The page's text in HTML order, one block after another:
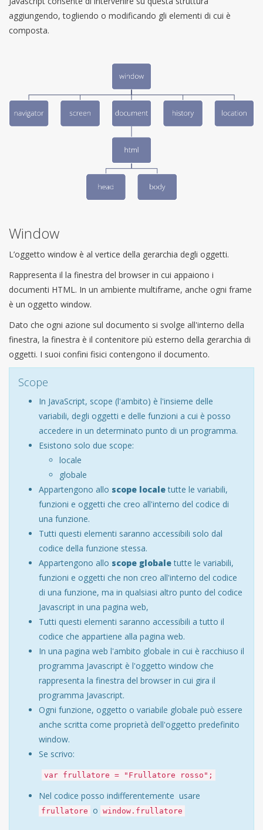
aggiungendo, togliendo o modificando gli elementi di cui è
composta.
Window
L’oggetto window è al vertice della gerarchia degli oggetti.
Rappresenta il la finestra del browser in cui appaiono i
documenti HTML. In un ambiente multiframe, anche ogni frame
è un oggetto window.
Dato che ogni azione sul documento si svolge all'interno della
finestra, la finestra è il contenitore più esterno della gerarchia di
oggetti. I suoi confini fisici contengono il documento.
Scope
In JavaScript, scope (l'ambito) è l'insieme delle
variabili, degli oggetti e delle funzioni a cui è posso
accedere in un determinato punto di un programma.
Esistono solo due scope:
locale
globale
Appartengono allo scope localetutte le variabili,
funzioni e oggetti che creo all'interno del codice di
una funzione.
Tutti questi elementi saranno accessibili solo dal
codice della funzione stessa.
Appartengono allo scope globaletutte le variabili,
funzioni e oggetti che non creo all'interno del codice
di una funzione, ma in qualsiasi altro punto del codice
Javascript in una pagina web,
Tutti questi elementi saranno accessibili a tutto il
codice che appartiene alla pagina web.
In una pagina web l'ambito globale in cui è racchiuso il
programma Javascript è l'oggetto window che
rappresenta la finestra del browser in cui gira il
programma Javascript.
Ogni funzione, oggetto o variabile globale può essere
anche scritta come proprietà dell'oggetto predefinito
window.
Se scrivo:
var frullatore = "Frullatore rosso";
Nel codice posso indifferentemente usare
frullatore o window.frullatore